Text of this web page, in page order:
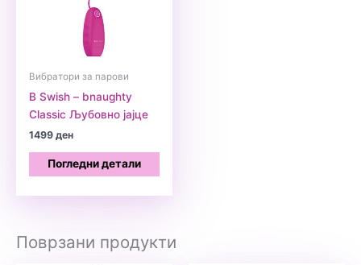
Вибратори за парови
B Swish – bnaughty
Classic Љубовно јајце
1499ден
Погледни детали
Поврзани продукти